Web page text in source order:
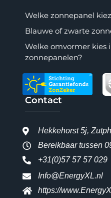
Welke zonnepanel
Blauwe of zwarte
Welke omvormer kies
zonnepanelen?
Contact
Hekkehorst 5j,
Bereikbaar tussen
+31(0)57 57 57 029
Info@EnergyXL.nl
https://